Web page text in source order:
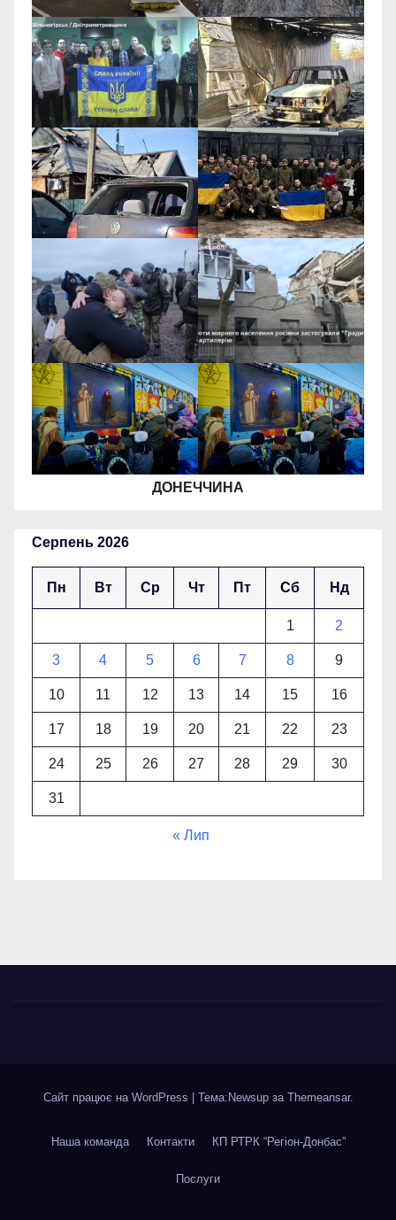
ДОНЕЧЧИНА
Серпень 2026
Пн Вт Ср Чт Пт Сб Нд
1 2
3 4 5 6 7 8 9
10 11 12 13 14 15 16
17 18 19 20 21 22 23
24 25 26 27 28 29 30
31
« Лип
Сайт працює на WordPress Тема:Newsup за Themeansar.
Наша команда Контакти КП РТРК “Регіон-Донбас”
Послуги